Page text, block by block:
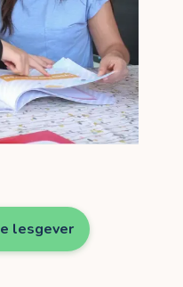
lesgever